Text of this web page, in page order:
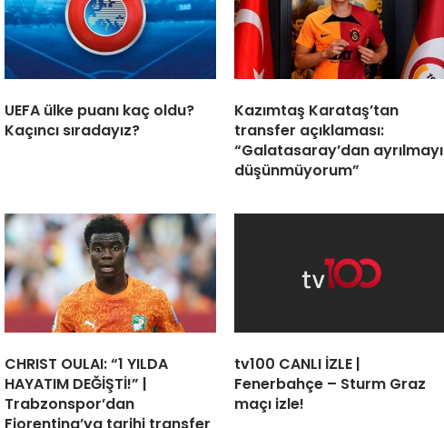
UEFA ülke puanı kaç oldu?
Kaçıncı sıradayız?
Kazımtaş Karataş’tan
transfer açıklaması:
“Galatasaray’dan ayrılmayı
düşünmüyorum”
CHRIST OULAI: “1 YILDA
HAYATIM DEĞİŞTİ!” |
Trabzonspor’dan
tv100 CANLI İZLE |
Fenerbahçe – Sturm Graz
maçı izle!